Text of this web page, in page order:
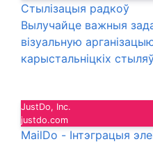
Стылізацыя радкоў
Вылучайце важныя
візуальную
карыстальніцкіх
JustDo, Inc.
justdo.com
MailDo - Інтэграцыя